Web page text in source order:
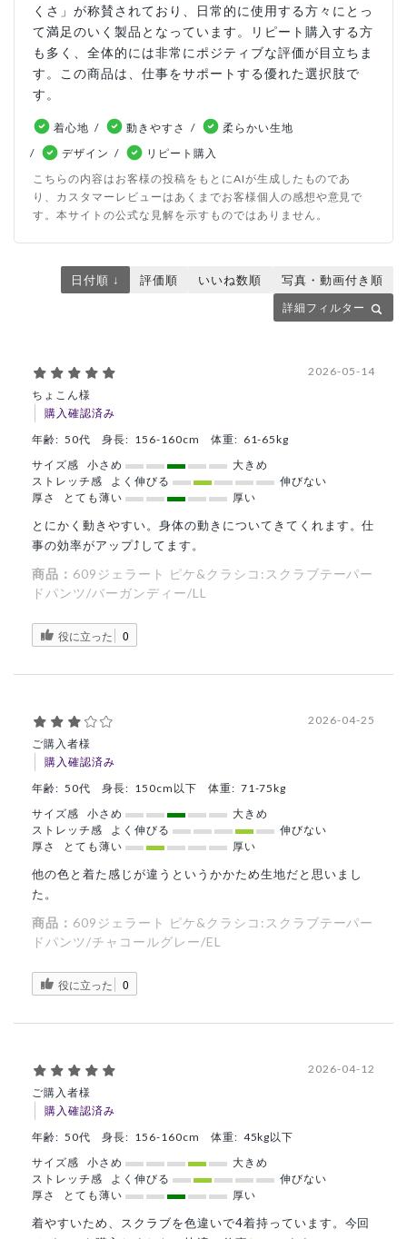
くさ」が称賛されており、日常的に使用する方々にとっ
て満足のいく製品となっています。リピート購入する方
も多く、全体的には非常にポジティブな評価が目立ちま
す。この商品は、仕事をサポートする優れた選択肢で
す。
着心地 動きやすさ
柔らかい生地
デザイン
リピート購入
こちらの内容はお客様の投稿をもとにAIが生成したものであ
り、カスタマーレビューはあくまでお客様個人の感想や意見で
す。本サイトの公式な見解を示すものではありません。
詳細フィルター
日付順 ↓ 評価順 いいね数順 写真・動画付き順
ちょこん様
購入確認済み
2026-05-14
年齢: 50代 身長: 156-160cm 体重: 61-65kg
サイズ感
小さめ
大きめ
ストレッチ感
よく伸びる
伸びない
厚さ
とても薄い 厚い
とにかく動きやすい。身体の動きについてきてくれます。仕
事の効率がアップ⤴️してます。
商品： 609ジェラート ピケ&クラシコ:スクラブテーパー
ドパンツ/バーガンディー/LL
役に立った 0
ご購入者様
購入確認済み
2026-04-25
年齢: 50代 身長: 150cm以下 体重: 71-75kg
サイズ感
小さめ
大きめ
ストレッチ感
よく伸びる
伸びない
厚さ
とても薄い 厚い
他の色と着た感じが違うというかかため生地だと思いまし
た。
商品： 609ジェラート ピケ&クラシコ:スクラブテーパー
ドパンツ/チャコールグレー/EL
役に立った 0
ご購入者様
購入確認済み
2026-04-12
年齢: 50代 身長: 156-160cm 体重: 45kg以下
サイズ感
小さめ
大きめ
ストレッチ感
よく伸びる
伸びない
厚さ
とても薄い 厚い
着やすいため、スクラブを色違いで4着持っています。今回